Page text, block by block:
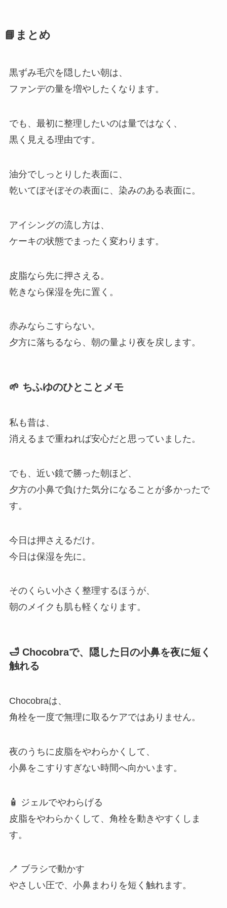
📘まとめ
黒ずみ毛穴を隠したい朝は、
ファンデの量を増やしたくなります。
でも、最初に整理したいのは量ではなく、
黒く見える理由です。
油分でしっとりした表面に、
乾いてぼそぼその表面に、染みのある表面に。
アイシングの流し方は、
ケーキの状態でまったく変わります。
皮脂なら先に押さえる。
乾きなら保湿を先に置く。
赤みならこすらない。
夕方に落ちるなら、朝の量より夜を戻します。
🌱 ちふゆのひとことメモ
私も昔は、
消えるまで重ねれば安心だと思っていました。
でも、近い鏡で勝った朝ほど、
夕方の小鼻で負けた気分になることが多かったで
す。
今日は押さえるだけ。
今日は保湿を先に。
そのくらい小さく整理するほうが、
朝のメイクも肌も軽くなります。
🛁 Chocobraで、隠した日の小鼻を夜に短く
触れる
Chocobraは、
角栓を一度で無理に取るケアではありません。
夜のうちに皮脂をやわらかくして、
小鼻をこすりすぎない時間へ向かいます。
🧴 ジェルでやわらげる
皮脂をやわらかくして、角栓を動きやすくしま
す。
🪥 ブラシで動かす
やさしい圧で、小鼻まわりを短く触れます。